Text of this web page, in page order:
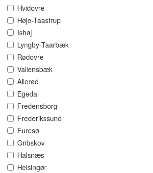
Hvidovre
Høje-Taastrup
Ishøj
Lyngby-Taarbæk
Rødovre
Vallensbæk
Allerød
Egedal
Fredensborg
Frederikssund
Furesø
Gribskov
Halsnæs
Helsingør